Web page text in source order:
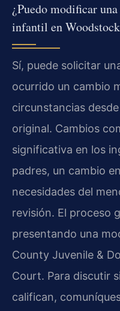
¿Puedo modificar
infantil en
Sí, puede solicitar
ocurrido un cambio
circunstancias
original. Cambios
significativa en los
padres, un cambio
necesidades del
revisión. El proceso
presentando una
County Juvenile &
Court. Para discutir
califican,